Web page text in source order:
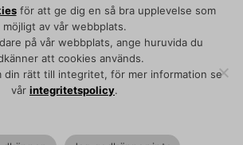
Elektronvägen 2
141 49 Huddinge
Pendeltåg/commuter train:
Flemingsberg
för att ge dig en så bra upplevelse som
möjligt av vår webbplats.
på vår webbplats, ange huruvida du
att cookies används.
din rätt till integritet, för mer information se
vår integritetspolicy.